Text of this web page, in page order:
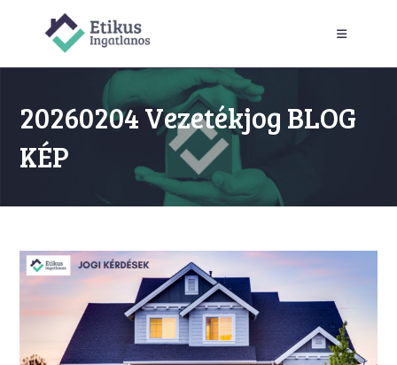
20260204 Vezetékjog BLOG
KÉP